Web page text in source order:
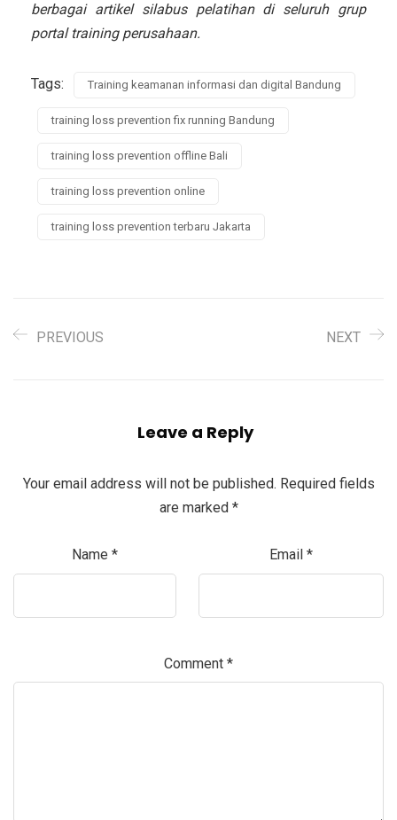
berbagai artikel silabus pelatihan di seluruh grup
portal training perusahaan.
Tags: Training keamanan informasi dan digital Bandung
training loss prevention fix running Bandung
training loss prevention offline Bali
training loss prevention online
training loss prevention terbaru Jakarta
PREVIOUS NEXT
Leave a Reply
Your email address will not be published. Required fields
are marked *
Name * Email *
Comment *